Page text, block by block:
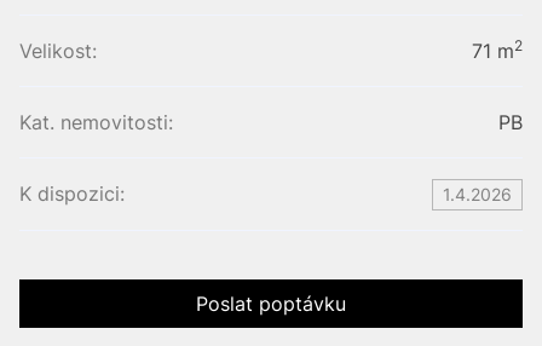
Velikost: 71 m2
Kat. nemovitosti: PB
K dispozici: 1.4.2026
Poslat poptávku